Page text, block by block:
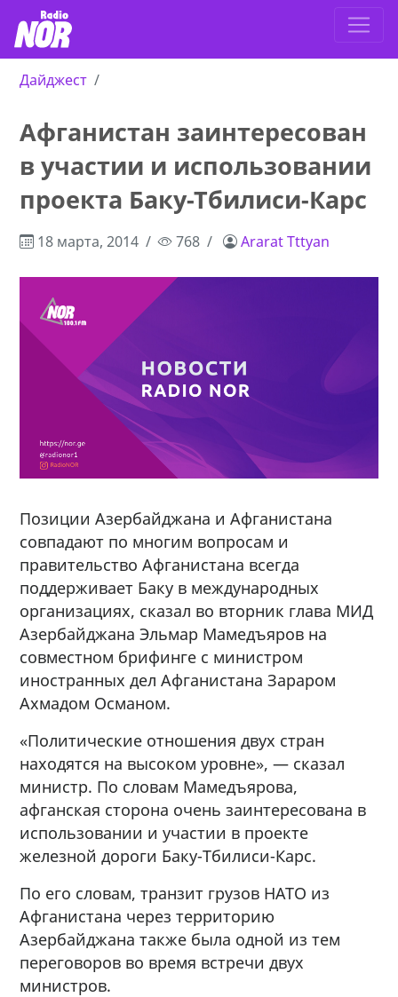
Дайджест
Афганистан заинтересован
в участии и использовании
проекта Баку-Тбилиси-Карс
18 марта, 2014 768 Ararat Tttyan
Позиции Азербайджана и Афганистана
совпадают по многим вопросам и
правительство Афганистана всегда
поддерживает Баку в международных
организациях, сказал во вторник глава МИД
Азербайджана Эльмар Мамедъяров на
совместном брифинге с министром
иностранных дел Афганистана Зараром
Ахмадом Османом.
«Политические отношения двух стран
находятся на высоком уровне», — сказал
министр. По словам Мамедъярова,
афганская сторона очень заинтересована в
использовании и участии в проекте
железной дороги Баку-Тбилиси-Карс.
По его словам, транзит грузов НАТО из
Афганистана через территорию
Азербайджана также была одной из тем
переговоров во время встречи двух
министров.